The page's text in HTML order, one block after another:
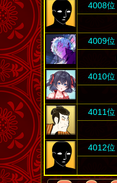
4008位
4009位
4010位
4011位
4012位